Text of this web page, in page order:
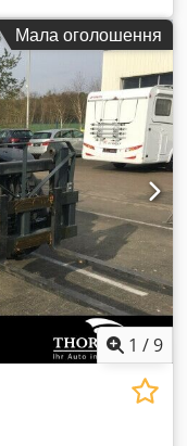
Мала оголошення
1 /9